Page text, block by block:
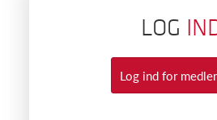
LOG
Log ind for